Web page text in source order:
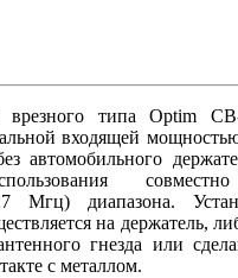
типа Optim
входящей
автомобильного
Мгц) диапазона.
на держатель,
гнезда или
с металлом.